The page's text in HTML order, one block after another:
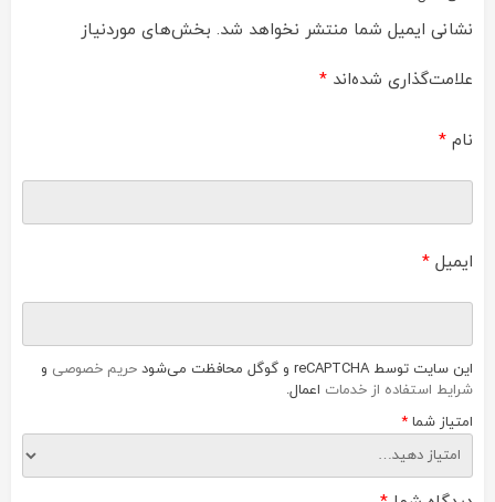
نشانی ایمیل شما منتشر نخواهد شد. بخش‌های موردنیاز
علامت‌گذاری شده‌اند *
نام *
ایمیل *
این سایت توسط reCAPTCHA و گوگل محافظت می‌شود حریم خصوصی و
شرایط استفاده از خدمات اعمال.
امتیاز شما *